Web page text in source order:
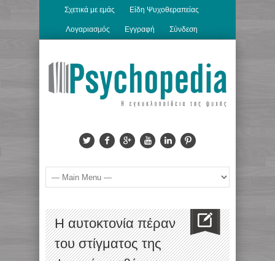
Σχετικά με εμάς Είδη Ψυχοθεραπείας
Λογαριασμός Εγγραφή Σύνδεση
Η αυτοκτονία πέραν
του στίγματος της